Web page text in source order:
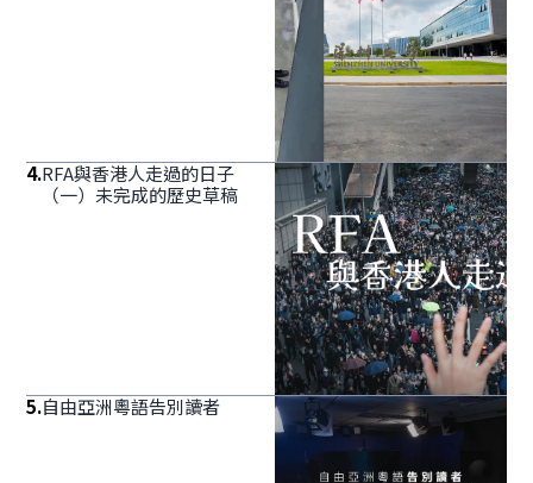
4.RFA與香港人走過的日子
（一）未完成的歷史草稿
5.自由亞洲粵語告別讀者